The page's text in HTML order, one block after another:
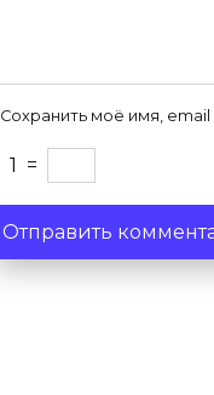
Сохранить моё имя,
1 =